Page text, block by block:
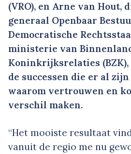
(VRO), en Arne van Hout,
generaal Openbaar
Democratische
ministerie van
Koninkrijksrelaties
de successen die er al
waarom vertrouwen en
verschil maken.
“Het mooiste resultaat
vanuit de regio me nu